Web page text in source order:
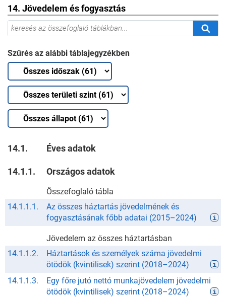
14. Jövedelem és fogyasztás
Szűrés az alábbi táblajegyzékben
14.1. Éves adatok
14.1.1. Országos adatok
Összefoglaló tábla
14.1.1.1.
Az összes háztartás jövedelmének és
fogyasztásának főbb adatai (2015–2024)
Jövedelem az összes háztartásban
14.1.1.2.
Háztartások és személyek száma jövedelmi
ötödök (kvintilisek) szerint (2018–2024)
14.1.1.3.
Egy főre jutó nettó munkajövedelem jövedelmi
ötödök (kvintilisek) szerint (2018–2024)